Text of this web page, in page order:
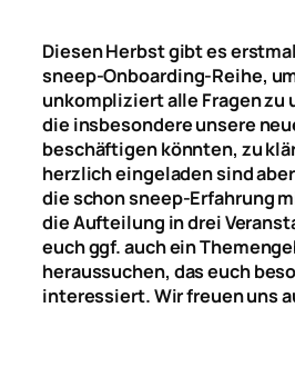
Diesen Herbst gibt es
sneep-Onboarding-Reihe,
unkompliziert alle Fragen zu
die insbesondere unsere
beschäftigen könnten, zu
herzlich eingeladen sind
die schon sneep-Erfahrung
die Aufteilung in drei
euch ggf. auch ein
heraussuchen, das euch
interessiert. Wir freuen uns